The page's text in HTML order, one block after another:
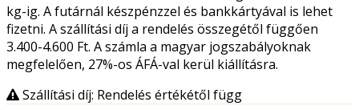
kg-ig. A futárnál készpénzzel és bankkártyával is lehet
fizetni. A szállítási díj a rendelés összegétől függően
3.400-4.600 Ft. A számla a magyar jogszabályoknak
megfelelően, 27%-os ÁFÁ-val kerül kiállításra.
Szállítási díj: Rendelés értékétől függ